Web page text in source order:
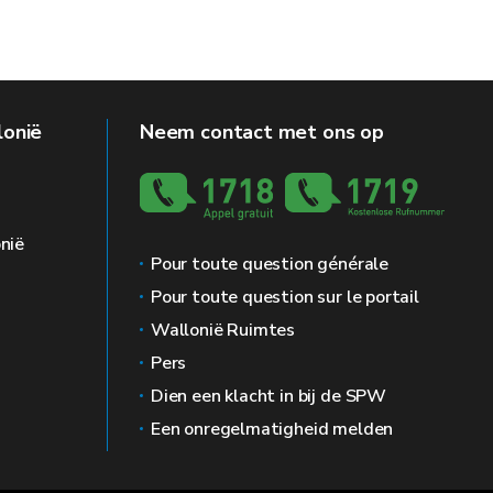
Durée
de vie
ou pas les cookies de
13 mois
de répartir la charge sur les
Neem contact met ons op
Pour toute question générale
Pour toute question sur le portail
Wallonië Ruimtes
Pers
Dien een klacht in bij de SPW
Een onregelmatigheid melden